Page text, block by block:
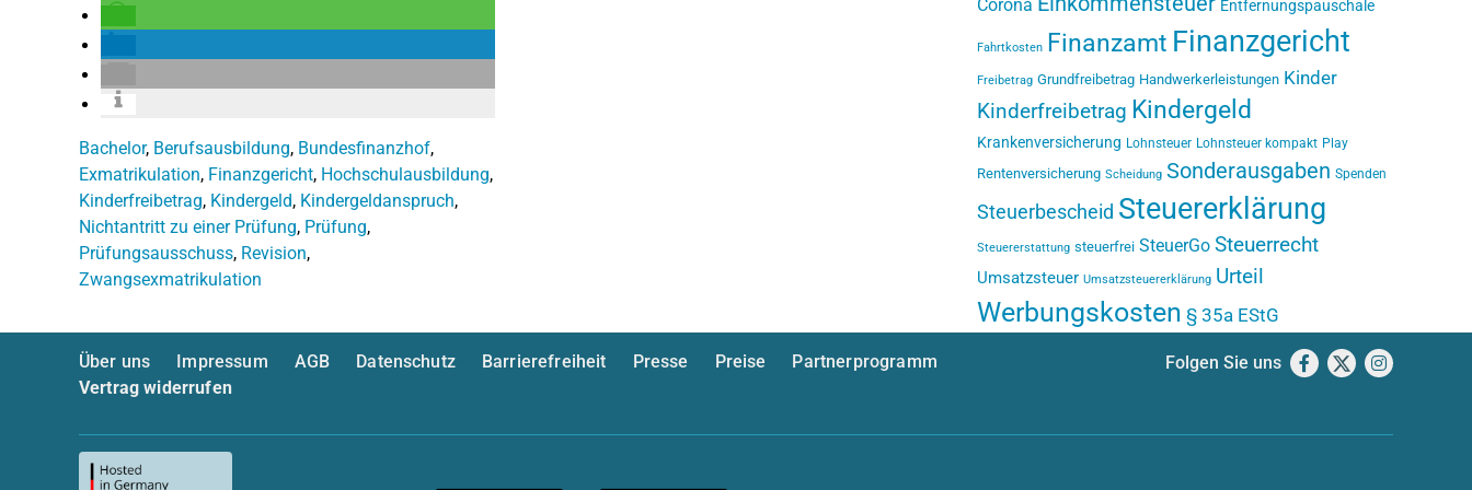
Bachelor, Berufsausbildung, Bundesfinanzhof,
Exmatrikulation, Finanzgericht, Hochschulausbildung,
Kinderfreibetrag, Kindergeld, Kindergeldanspruch,
Nichtantritt zu einer Prüfung, Prüfung,
Prüfungsausschuss, Revision,
Zwangsexmatrikulation
Corona Entfernungspauschale
Fahrtkosten Finanzamt Finanzgericht
Freibetrag Grundfreibetrag Handwerkerleistungen Kinder
Kinderfreibetrag Kindergeld
Krankenversicherung Lohnsteuer Lohnsteuer kompakt Play
Rentenversicherung Scheidung Sonderausgaben Spenden
Steuerbescheid Steuererklärung
Steuererstattung steuerfrei SteuerGo Steuerrecht
Umsatzsteuer Umsatzsteuererklärung Urteil
Werbungskosten § 35a EStG
Über uns Impressum AGB Datenschutz Barrierefreiheit Presse Preise
Partnerprogramm
Vertrag widerrufen
Folgen Sie uns Facebook
X Instagram